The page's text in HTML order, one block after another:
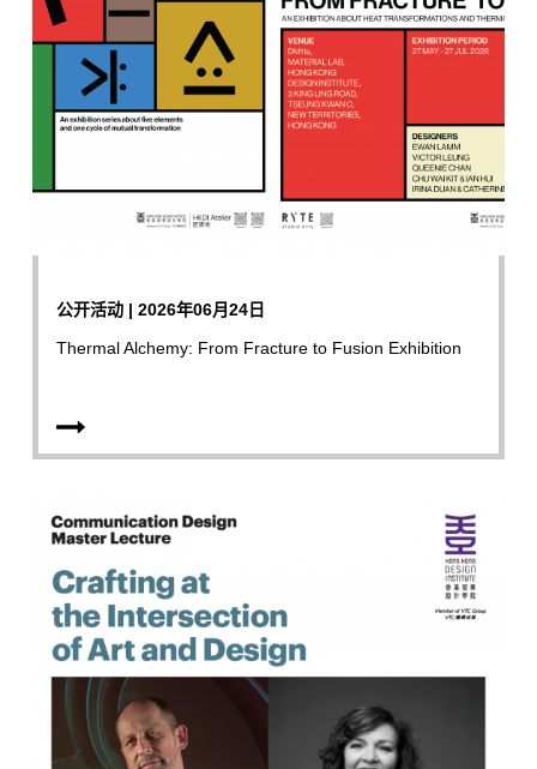
公开活动 | 2026年06月24日
Thermal Alchemy: From Fracture to Fusion Exhibition